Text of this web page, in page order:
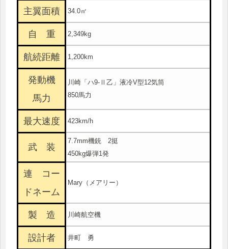
主翼面積 34.0㎡
自 重 2,349kg
航続距離 1,200km
発動機
馬力
川崎「ハ9-Ⅱ乙」液冷V型12気筒
850馬力
最大速度 423km/h
武 装
7.7mm機銃 2挺
450kg爆弾1発
連 コー
ドネーム
Mary（メアリー）
製 造 川崎航空機
設計者 井町 勇